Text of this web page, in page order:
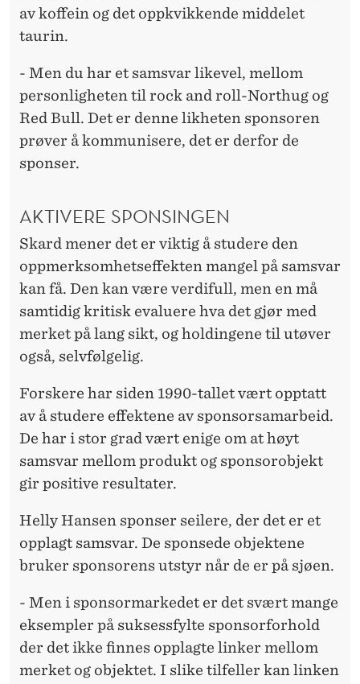
av koffein og det oppkvikkende middelet
taurin.
- Men du har et samsvar likevel, mellom
personligheten til rock and roll-Northug og
Red Bull. Det er denne likheten sponsoren
prøver å kommunisere, det er derfor de
sponser.
AKTIVERE SPONSINGEN
Skard mener det er viktig å studere den
oppmerksomhetseffekten mangel på samsvar
kan få. Den kan være verdifull, men en må
samtidig kritisk evaluere hva det gjør med
merket på lang sikt, og holdingene til utøver
også, selvfølgelig.
Forskere har siden 1990-tallet vært opptatt
av å studere effektene av sponsorsamarbeid.
De har i stor grad vært enige om at høyt
samsvar mellom produkt og sponsorobjekt
gir positive resultater.
Helly Hansen sponser seilere, der det er et
opplagt samsvar. De sponsede objektene
bruker sponsorens utstyr når de er på sjøen.
- Men i sponsormarkedet er det svært mange
eksempler på suksessfylte sponsorforhold
der det ikke finnes opplagte linker mellom
merket og objektet. I slike tilfeller kan linken